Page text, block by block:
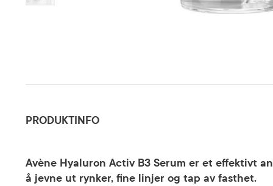
PRODUKTINFO
Avène Hyaluron Activ B3 Serum er et effektivt
å jevne ut rynker, fine linjer og tap av fasthet.